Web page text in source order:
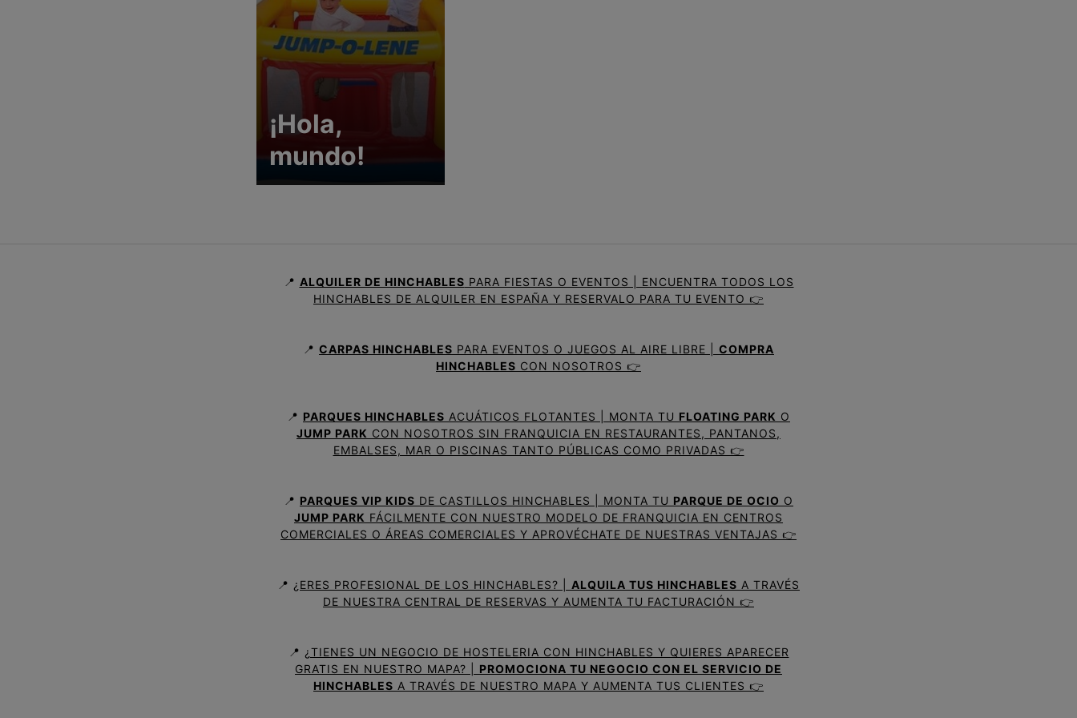
¡Hola,
mundo!
📍 ALQUILER DE HINCHABLES PARA FIESTAS O EVENTOS | ENCUENTRA TODOS LOS
HINCHABLES DE ALQUILER EN ESPAÑA Y RESERVALO PARA TU EVENTO 👉
📍 CARPAS HINCHABLES PARA EVENTOS O JUEGOS AL AIRE LIBRE | COMPRA
HINCHABLES CON NOSOTROS 👉
📍 PARQUES HINCHABLES ACUÁTICOS FLOTANTES | MONTA TU FLOATING PARK O
JUMP PARK CON NOSOTROS SIN FRANQUICIA EN RESTAURANTES, PANTANOS,
EMBALSES, MAR O PISCINAS TANTO PÚBLICAS COMO PRIVADAS 👉
📍 PARQUES VIP KIDS DE CASTILLOS HINCHABLES | MONTA TU PARQUE DE OCIO O
JUMP PARK FÁCILMENTE CON NUESTRO MODELO DE FRANQUICIA EN CENTROS
COMERCIALES O ÁREAS COMERCIALES Y APROVÉCHATE DE NUESTRAS VENTAJAS 👉
📍 ¿ERES PROFESIONAL DE LOS HINCHABLES? | ALQUILA TUS HINCHABLES A TRAVÉS
DE NUESTRA CENTRAL DE RESERVAS Y AUMENTA TU FACTURACIÓN 👉
📍 ¿TIENES UN NEGOCIO DE HOSTELERIA CON HINCHABLES Y QUIERES APARECER
GRATIS EN NUESTRO MAPA? | PROMOCIONA TU NEGOCIO CON EL SERVICIO DE
HINCHABLES A TRAVÉS DE NUESTRO MAPA Y AUMENTA TUS CLIENTES 👉